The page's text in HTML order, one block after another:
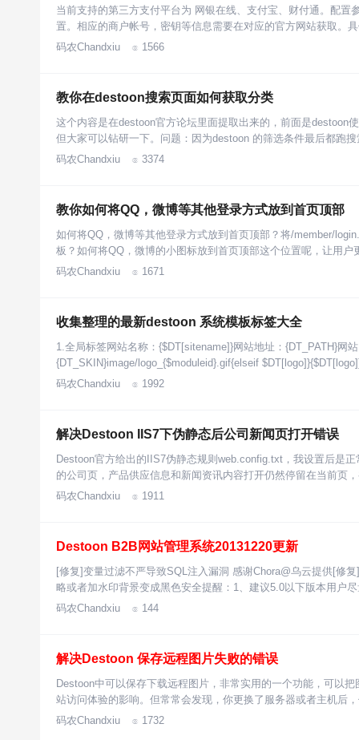
当前支持的第三方支付平台为 网银在线、支付宝、财付通。配
置。相应的商户帐号，密钥等信息需要在对应的官方网站获取。
码农Chandxiu
 1566
教你在destoon搜索页面如何获取分类
这个内容是在destoon官方论坛里面提取出来的，前面是destoon
但大家可以钻研一下。问题：因为destoon 的筛选条件最后都跑
码农Chandxiu
 3374
教你如何将QQ，微博等其他登录方式放到首页顶部
如何将QQ，微博等其他登录方式放到首页顶部？将/member/
板？如何将QQ，微博的小图标放到首页顶部这个位置呢，让用
码农Chandxiu
 1671
收集整理的最新destoon 系统模板标签大全
1.全局标签网站名称：{$DT[sitename]}网站地址：{DT_PATH}网
{DT_SKIN}image/logo_{$moduleid}.gif{elseif
码农Chandxiu
 1992
解决Destoon IIS7下伪静态后公司新闻页打开错误
Destoon官方给出的IIS7伪静态规则web.config.txt，我设置后是
的公司页，产品供应信息和新闻资讯内容打开仍然停留在当前页
码农Chandxiu
 1911
Destoon B2B网站管理系统20131220更新
[修复]变量过滤不严导致SQL注入漏洞 感谢Chora@乌云提供[修
略或者加水印背景变成黑色安全提醒：1、建议5.0以下版本用户
码农Chandxiu
 144
解决Destoon 保存远程图片失败的错误
Destoon中可以保存下载远程图片，非常实用的一个功能，可以
站访问体验的影响。但常常会发现，你更换了服务器或者主机后
码农Chandxiu
 1732